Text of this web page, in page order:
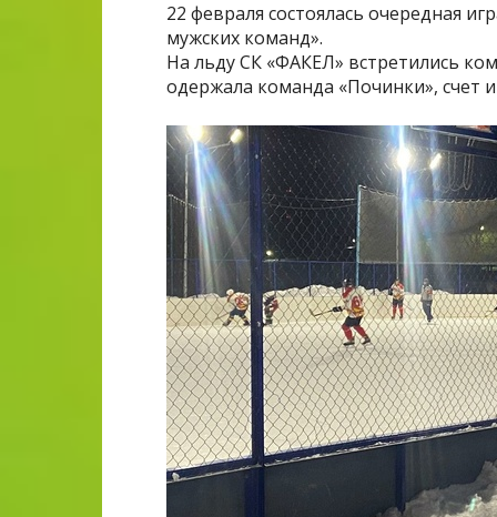
22 февраля состоялась очередная
мужских команд».
На льду СК «ФАКЕЛ» встретились
одержала команда «Починки», счет